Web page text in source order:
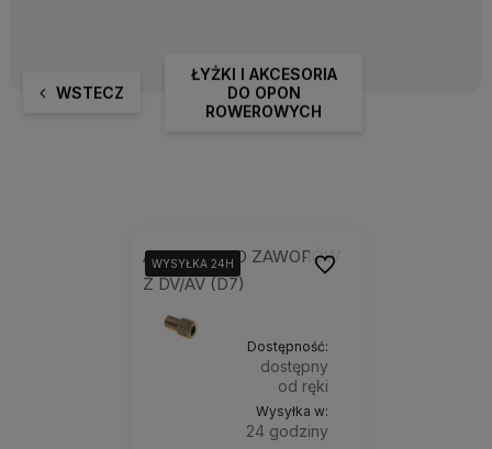
WSTECZ
ŁYŻKI I AKCESORIA
DO OPON
ROWEROWYCH
ADAPTER DO ZAWORÓW
Z DV/AV (D7)
WYSYŁKA 24H
WYSYŁKA 24H
WYSYŁKA 24H
Dostępność:
dostępny
od ręki
Wysyłka w:
24 godziny
Do ulubionych